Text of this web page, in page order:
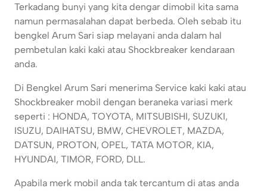
Terkadang bunyi yang kita dengar dimobil kita sama
namun permasalahan dapat berbeda. Oleh sebab itu
bengkel Arum Sari siap melayani anda dalam hal
pembetulan kaki kaki atau Shockbreaker kendaraan
anda.
Di Bengkel Arum Sari menerima Service kaki kaki atau
Shockbreaker mobil dengan beraneka variasi merk
seperti : HONDA, TOYOTA, MITSUBISHI, SUZUKI,
ISUZU, DAIHATSU, BMW, CHEVROLET, MAZDA,
DATSUN, PROTON, OPEL, TATA MOTOR, KIA,
HYUNDAI, TIMOR, FORD, DLL.
Apabila merk mobil anda tak tercantum di atas anda